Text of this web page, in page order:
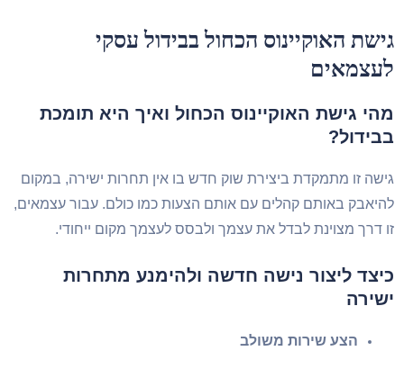
גישת האוקיינוס הכחול בבידול עסקי
לעצמאים
מהי גישת האוקיינוס הכחול ואיך היא תומכת
בבידול?
גישה זו מתמקדת ביצירת שוק חדש בו אין תחרות ישירה, במקום
להיאבק באותם קהלים עם אותם הצעות כמו כולם. עבור עצמאים,
זו דרך מצוינת לבדל את עצמך ולבסס לעצמך מקום ייחודי.
כיצד ליצור נישה חדשה ולהימנע מתחרות
ישירה
הצע שירות משולב